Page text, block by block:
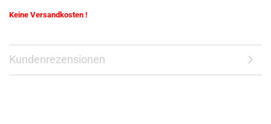
Keine Versandkosten !
Kundenrezensionen